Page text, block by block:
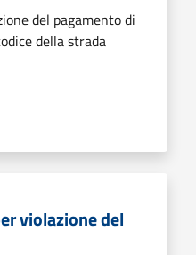
del pagamento di
della strada
violazione del